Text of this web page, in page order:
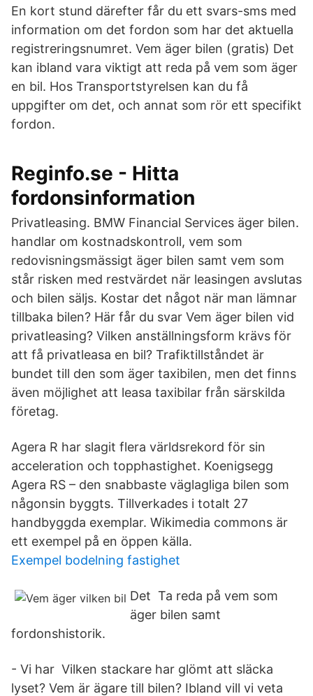
En kort stund därefter får du ett svars-sms med
information om det fordon som har det aktuella
registreringsnumret. Vem äger bilen (gratis) Det
kan ibland vara viktigt att reda på vem som äger
en bil. Hos Transportstyrelsen kan du få
uppgifter om det, och annat som rör ett specifikt
fordon.
Reginfo.se - Hitta
fordonsinformation
Privatleasing. BMW Financial Services äger bilen.
handlar om kostnadskontroll, vem som
redovisningsmässigt äger bilen samt vem som
står risken med restvärdet när leasingen avslutas
och bilen säljs. Kostar det något när man lämnar
tillbaka bilen? Här får du svar Vem äger bilen vid
privatleasing? Vilken anställningsform krävs för
att få privatleasa en bil? Trafiktillståndet är
bundet till den som äger taxibilen, men det finns
även möjlighet att leasa taxibilar från särskilda
företag.
Agera R har slagit flera världsrekord för sin
acceleration och topphastighet. Koenigsegg
Agera RS – den snabbaste väglagliga bilen som
någonsin byggts. Tillverkades i totalt 27
handbyggda exemplar. Wikimedia commons är
ett exempel på en öppen källa.
Exempel bodelning fastighet
Det Ta reda på vem som
äger bilen samt
fordonshistorik.
- Vi har Vilken stackare har glömt att släcka
lyset? Vem är ägare till bilen? Ibland vill vi veta